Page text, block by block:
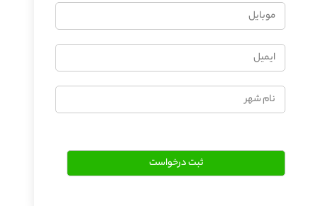
خانوادگی
موبایل
ایمیل
نام
شهر